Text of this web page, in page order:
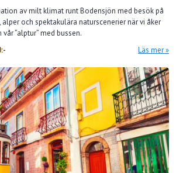
av milt klimat runt Bodensjön med besök på
och spektakulära naturscenerier när vi åker
”alptur” med bussen.
Läs mer